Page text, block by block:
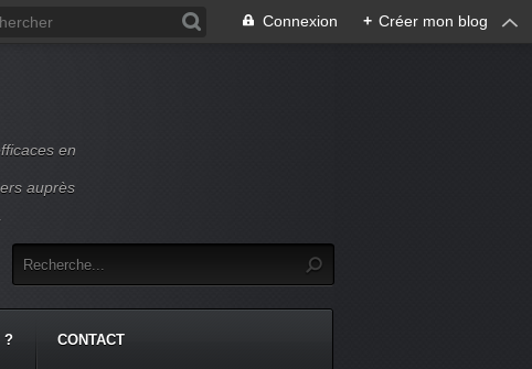
Connexion + Créer mon blog
en
auprès
? CONTACT